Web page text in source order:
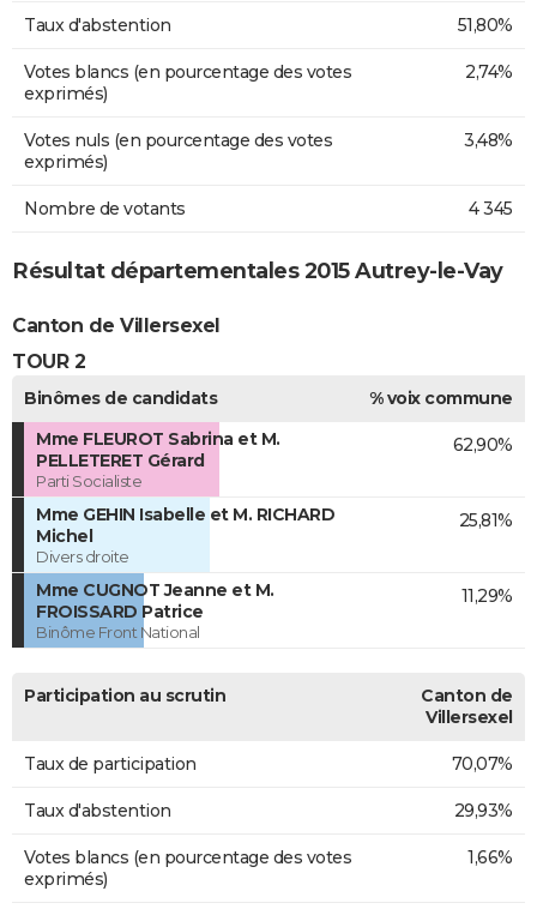
Taux d'abstention 51,80%
Votes blancs (en pourcentage des votes
exprimés)
2,74%
Votes nuls (en pourcentage des votes
exprimés)
3,48%
Nombre de votants 4 345
Résultat départementales 2015 Autrey-le-Vay
Canton de Villersexel
TOUR 2
Binômes de candidats
% voix commune
Mme FLEUROT Sabrina et M.
PELLETERET Gérard
Parti Socialiste
62,90%
Mme GEHIN Isabelle et M. RICHARD
Michel
Divers droite
25,81%
Mme CUGNOT Jeanne et M.
FROISSARD Patrice
Binôme Front National
11,29%
Participation au scrutin
Canton de
Villersexel
Taux de participation 70,07%
Taux d'abstention 29,93%
Votes blancs (en pourcentage des votes
exprimés)
1,66%